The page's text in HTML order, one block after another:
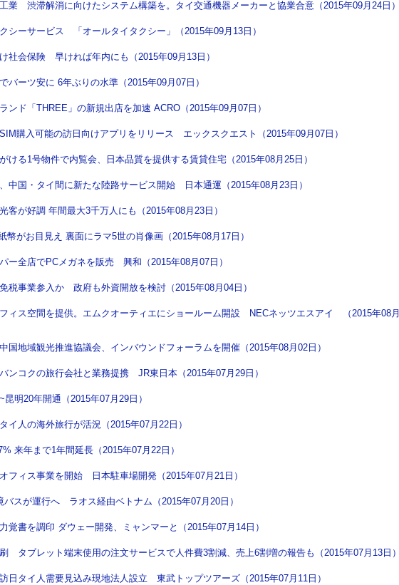
工業 渋滞解消に向けたシステム構築を。タイ交通機器メーカーと協業合意（2015年09月24日）
クシーサービス 「オールタイタクシー」（2015年09月13日）
け社会保険 早ければ年内にも（2015年09月13日）
バーツ安に 6年ぶりの水準（2015年09月07日）
ンド「THREE」の新規出店を加速 ACRO（2015年09月07日）
SIM購入可能の訪日向けアプリをリリース エックスクエスト（2015年09月07日）
ける1号物件で内覧会、日本品質を提供する賃貸住宅（2015年08月25日）
、中国・タイ間に新たな陸路サービス開始 日本通運（2015年08月23日）
客が好調 年間最大3千万人にも（2015年08月23日）
幣がお目見え 裏面にラマ5世の肖像画（2015年08月17日）
パー全店でPCメガネを販売 興和（2015年08月07日）
免税事業参入か 政府も外資開放を検討（2015年08月04日）
フィス空間を提供。エムクオーティエにショールーム開設 NECネッツエスアイ （2015年08月
国地域観光推進協議会、インバウンドフォーラムを開催（2015年08月02日）
バンコクの旅行会社と業務提携 JR東日本（2015年07月29日）
昆明20年開通（2015年07月29日）
イ人の海外旅行が活況（2015年07月22日）
来年まで1年間延長（2015年07月22日）
オフィス事業を開始 日本駐車場開発（2015年07月21日）
バスが運行へ ラオス経由ベトナム（2015年07月20日）
覚書を調印 ダウェー開発、ミャンマーと（2015年07月14日）
刷 タブレット端末使用の注文サービスで人件費3割減、売上6割増の報告も（2015年07月13日）
訪日タイ人需要見込み現地法人設立 東武トップツアーズ（2015年07月11日）